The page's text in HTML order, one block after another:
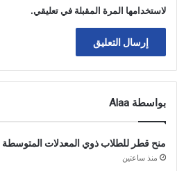
لاستخدامها المرة المقبلة في تعليقي.
بواسطة Alaa
منح قطر للطلاب ذوي المعدلات المتوسطة
منذ ساعتين